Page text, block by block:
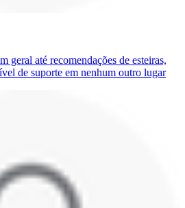
geral até recomendações de esteiras,
de suporte em nenhum outro lugar